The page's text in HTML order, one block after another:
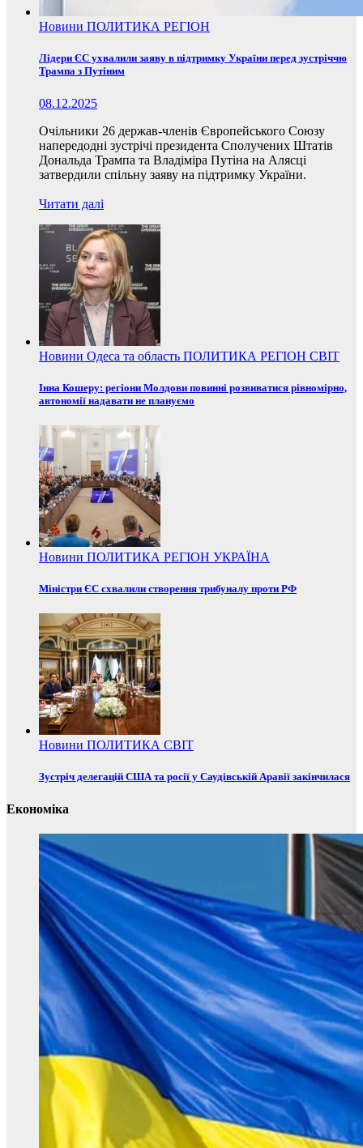
Новини ПОЛИТИКА РЕГІОН
Лідери ЄС ухвалили заяву в підтримку України перед зустріччю
Трампа з Путіним
08.12.2025
Очільники 26 держав-членів Європейського Союзу
напередодні зустрічі президента Сполучених Штатів
Дональда Трампа та Владіміра Путіна на Алясці
затвердили спільну заяву на підтримку України.
Читати далі
Новини Одеса та область ПОЛИТИКА РЕГІОН СВІТ
Інна Кошеру: регіони Молдови повинні розвиватися рівномірно,
автономії надавати не плануємо
Новини ПОЛИТИКА РЕГІОН УКРАЇНА
Міністри ЄС схвалили створення трибуналу проти РФ
Новини ПОЛИТИКА СВІТ
Зустріч делегацій США та росії у Саудівській Аравії закінчилася
Економіка